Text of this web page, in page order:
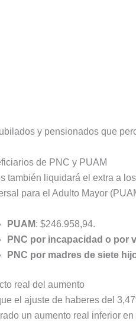
y pensionados que
de PNC y PUAM
también liquidará el extra a
para el Adulto Mayor
PUAM: $246.958,94.
PNC por incapacidad o por
PNC por madres de siete
real del aumento
el ajuste de haberes del
un aumento real inferior